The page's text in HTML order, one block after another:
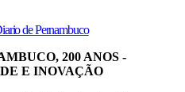
de Pernambuco
200 ANOS -
E INOVAÇÃO